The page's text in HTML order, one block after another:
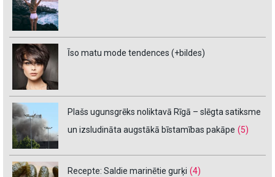
Īso matu mode tendences (+bildes)
Plašs ugunsgrēks noliktavā Rīgā – slēgta satiksme
un izsludināta augstākā bīstamības pakāpe (5)
Recepte: Saldie marinētie gurķi (4)